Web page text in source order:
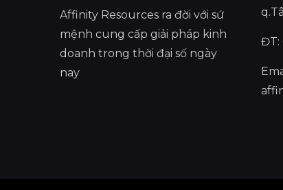
Affinity Resources ra đời với sứ
mệnh cung cấp giải pháp kinh
doanh trong thời đại số ngày
nay
ĐT: